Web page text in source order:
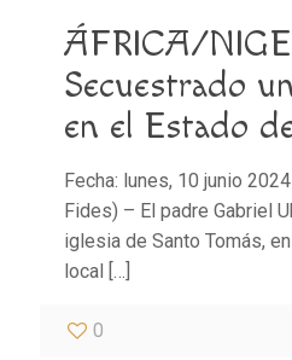
ÁFRICA/
Secuestrado
en el Estado
Fecha: lunes, 10 junio
Fides) – El padre Gabriel
iglesia de Santo Tomás,
local […]
0